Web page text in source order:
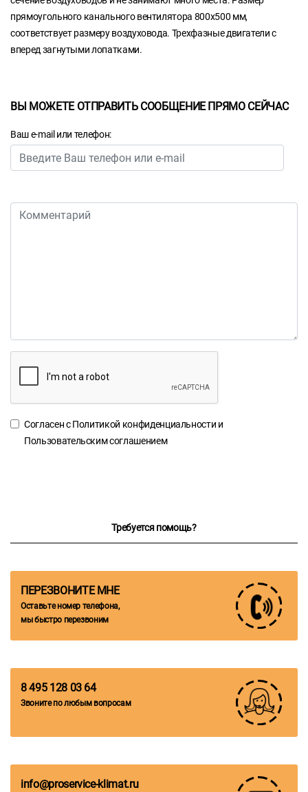
прямоугольного канального вентилятора 800х500 мм,
соответствует размеру воздуховода. Трехфазные двигатели с
вперед загнутыми лопатками.
ВЫ МОЖЕТЕ ОТПРАВИТЬ СООБЩЕНИЕ ПРЯМО СЕЙЧАС
Ваш e-mail или телефон:
Согласен сПолитикой конфиденциальности и
Пользовательским соглашением
Требуется помощь?
ПЕРЕЗВОНИТЕ МНЕ
Оставьте номер телефона,
мы быстро перезвоним
8 495 128 03 64
Звоните по любым вопросам
info@proservice-klimat.ru